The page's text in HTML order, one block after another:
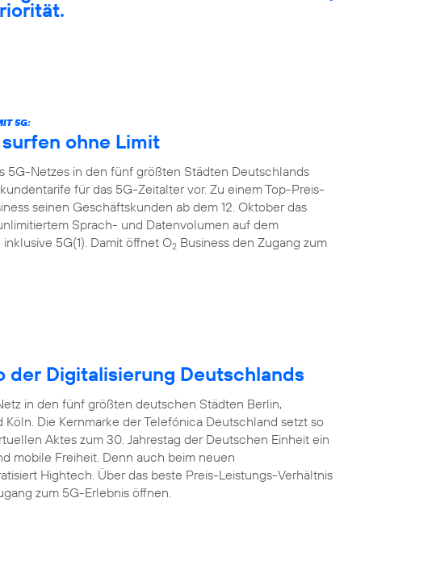
5G:
ohne Limit
5G-Netzes in den fünf größten Städten Deutschlands
für das 5G-Zeitalter vor. Zu einem Top-Preis-
seinen Geschäftskunden ab dem 12. Oktober das
Sprach- und Datenvolumen auf dem
5G(1). Damit öffnet O2 Business den Zugang zum
Digitalisierung Deutschlands
in den fünf größten deutschen Städten Berlin,
Die Kernmarke der Telefónica Deutschland setzt so
Aktes zum 30. Jahrestag der Deutschen Einheit ein
mobile Freiheit. Denn auch beim neuen
Hightech. Über das beste Preis-Leistungs-Verhältnis
zum 5G-Erlebnis öffnen.